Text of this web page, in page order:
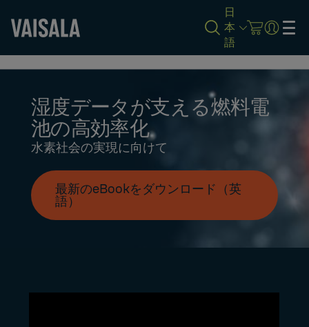
content
日
本
語
湿度データが支える燃料電
池の高効率化
水素社会の実現に向けて
最新のeBookをダウンロード（英
語）